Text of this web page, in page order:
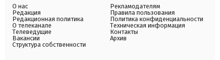
О нас
Редакция
Редакционная политика
О телеканале
Телеведущие
Вакансии
Структура собственности
Рекламодателям
Правила пользования
Политика конфиденциальности
Техническая информация
Контакты
Архив